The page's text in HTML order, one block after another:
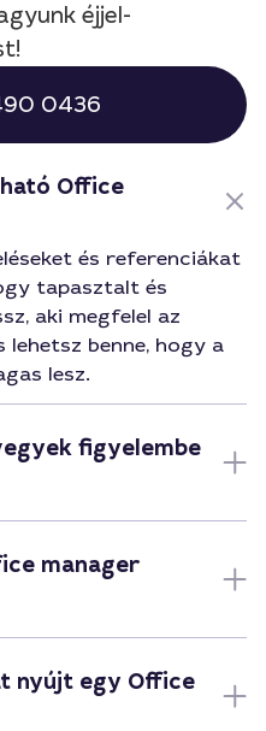
éjjel-
0436
Office
és referenciákat
tapasztalt és
aki megfelel az
lehetsz benne, hogy a
lesz.
figyelembe
manager
nyújt egy Office